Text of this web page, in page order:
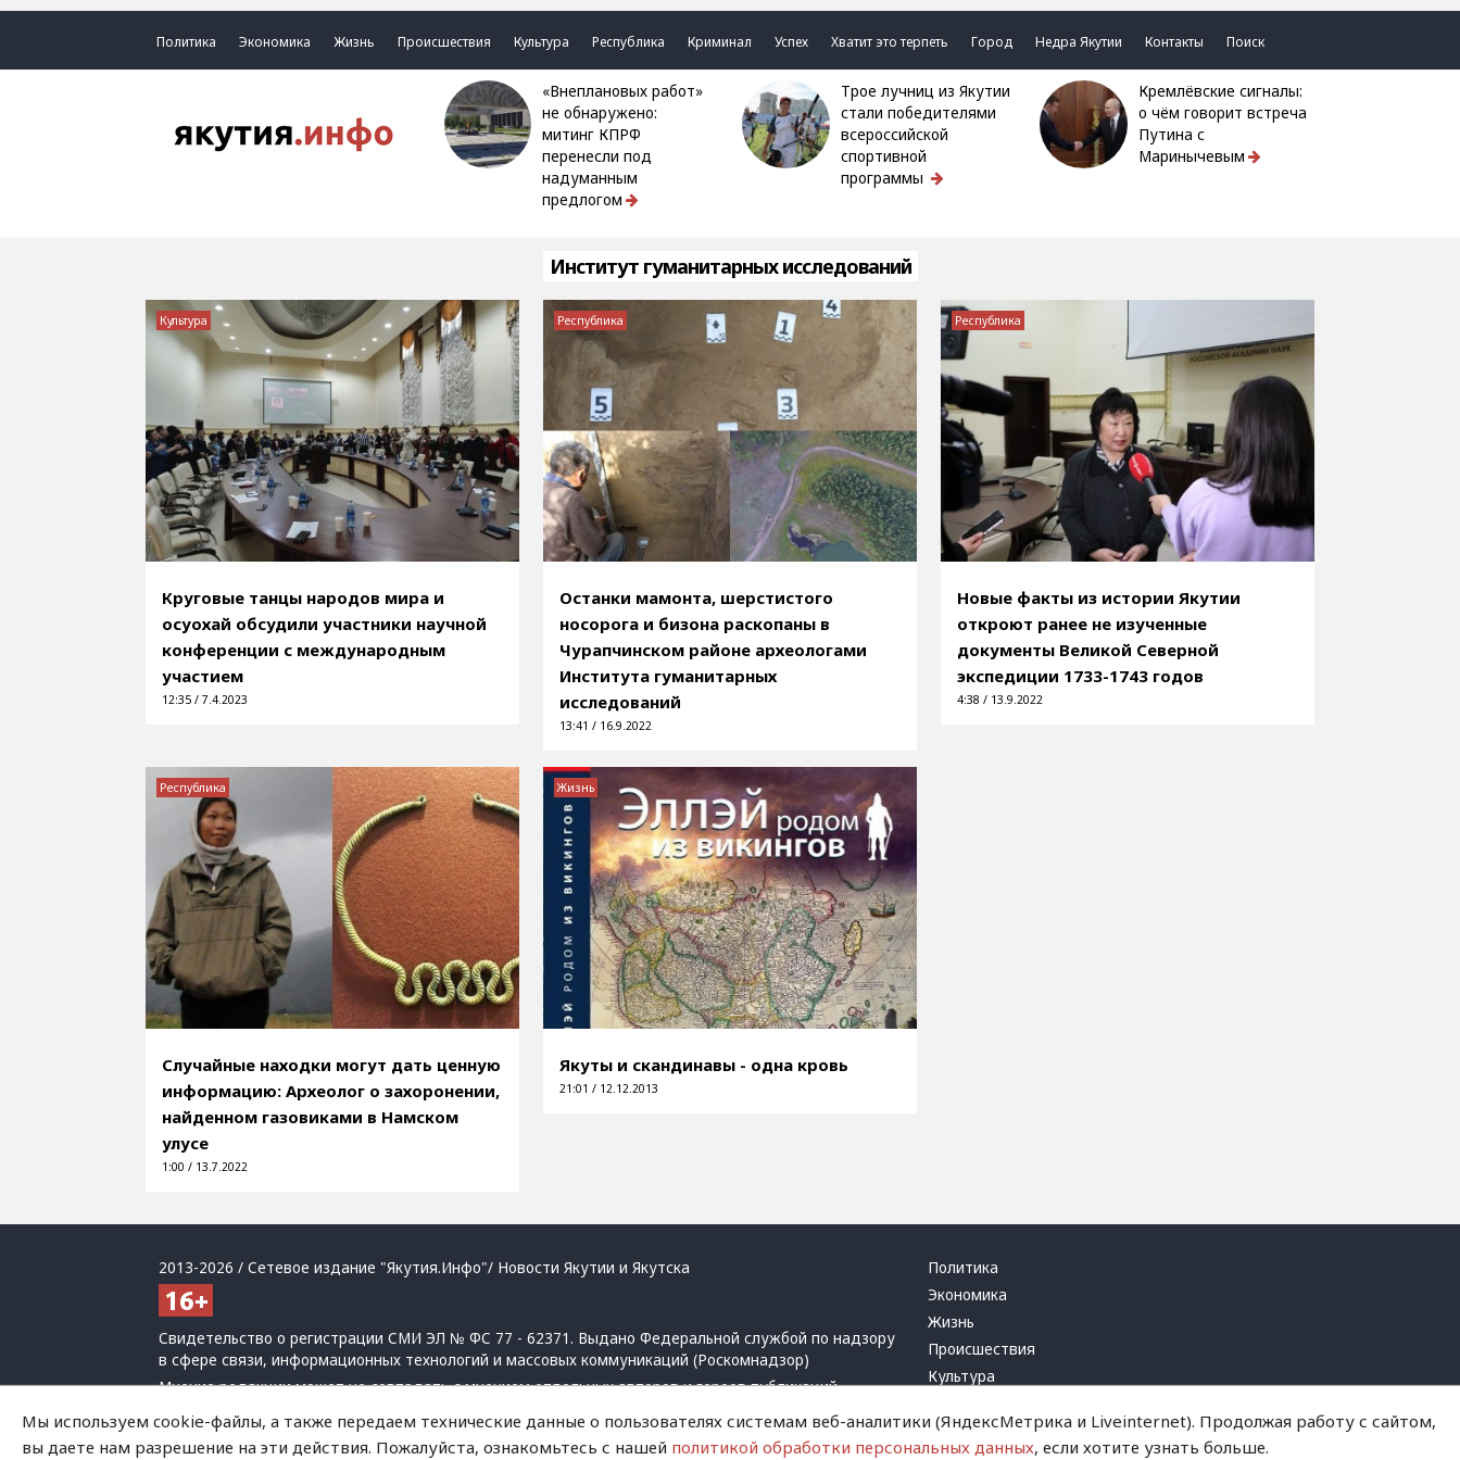
Политика Экономика Жизнь Происшествия Культура Республика Криминал Успех Хватит это терпеть Город Недра Якутии Контакты Поиск
«Внеплановых работ»
не обнаружено:
митинг КПРФ
перенесли под
надуманным
предлогом
Трое лучниц из Якутии
стали победителями
всероссийской
спортивной
программы
Кремлёвские сигналы:
о чём говорит встреча
Путина с
Маринычевым
Институт гуманитарных исследований
Круговые танцы народов мира и
осуохай обсудили участники научной
конференции с международным
участием
12:35 / 7.4.2023
Культура
Останки мамонта, шерстистого
носорога и бизона раскопаны в
Чурапчинском районе археологами
Института гуманитарных
исследований
13:41 / 16.9.2022
Республика
Новые факты из истории Якутии
откроют ранее не изученные
документы Великой Северной
экспедиции 1733-1743 годов
4:38 / 13.9.2022
Республика
Случайные находки могут дать ценную
информацию: Археолог о захоронении,
найденном газовиками в Намском
улусе
1:00 / 13.7.2022
Республика
Якуты и скандинавы - одна кровь
21:01 / 12.12.2013
Жизнь
2013-2026 / Сетевое издание "Якутия.Инфо"/ Новости Якутии и Якутска
Свидетельство о регистрации СМИ ЭЛ № ФС 77 - 62371. Выдано Федеральной службой по надзору
в сфере связи, информационных технологий и массовых коммуникаций (Роскомнадзор)
Мнение редакции может не совпадать с мнением отдельных авторов и героев публикаций.
При использовании материалов обязательна активная ссылка на сайт.
Политика обработки персональных данных
Политика
Экономика
Жизнь
Происшествия
Культура
Криминал
Мы используем cookie-файлы, а также передаем технические данные о пользователях системам веб-аналитики (ЯндексМетрика и Liveinternet). Продолжая работу с сайтом,
вы даете нам разрешение на эти действия. Пожалуйста, ознакомьтесь с нашей политикой обработки персональных данных, если хотите узнать больше.